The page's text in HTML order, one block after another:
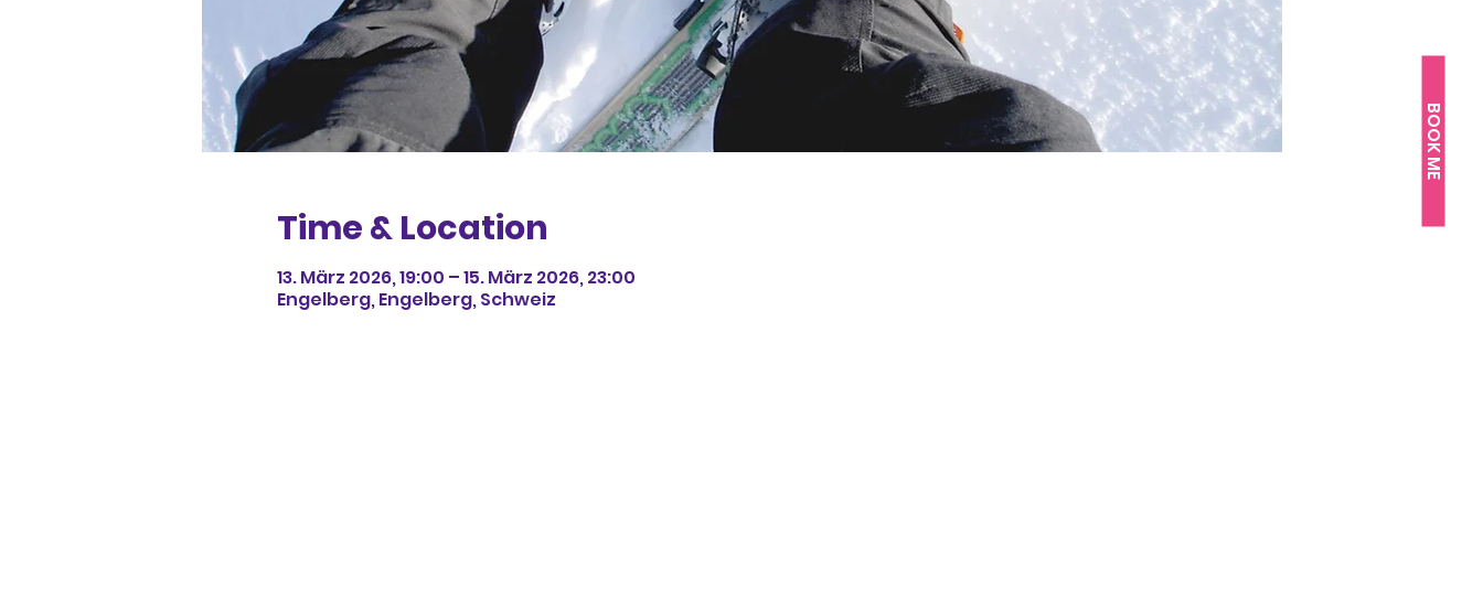
BOOK ME
Time & Location
13. März 2026, 19:00 – 15. März 2026, 23:00
Engelberg, Engelberg, Schweiz